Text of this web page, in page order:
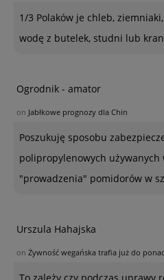
1/3 Polaków je chleb,
wodę z butelek, studni lub
Ogrodnik - amator
on Jabłkowe prognozy dla Chin
Poszukuję sposobu
polipropylenowych używanych
"prowadzenia" pomidorów w
Urszula Hahajska
on Żywność wegańska trafia już do